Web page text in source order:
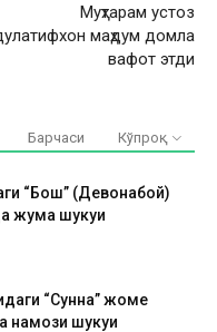
Муҳтарам устоз
маҳдум домла
вафот этди
Барчаси Кўпроқ
“Бош” (Девонабой)
шукуҳи
“Сунна” жоме
шукуҳи